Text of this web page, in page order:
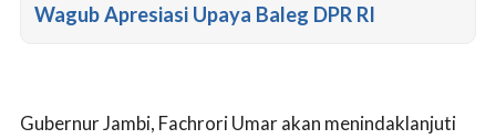
Wagub Apresiasi Upaya Baleg DPR RI
Gubernur Jambi, Fachrori Umar akan menindaklanjuti